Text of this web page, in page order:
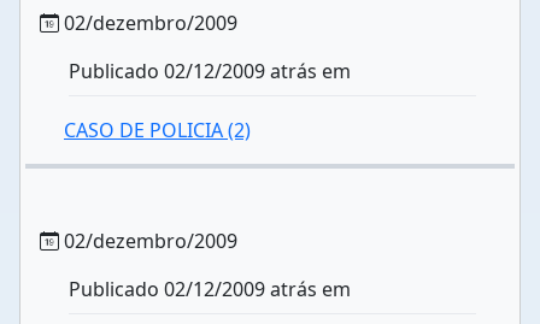
02/dezembro/2009
Publicado 02/12/2009 atrás em
CASO DE POLICIA (2)
02/dezembro/2009
Publicado 02/12/2009 atrás em